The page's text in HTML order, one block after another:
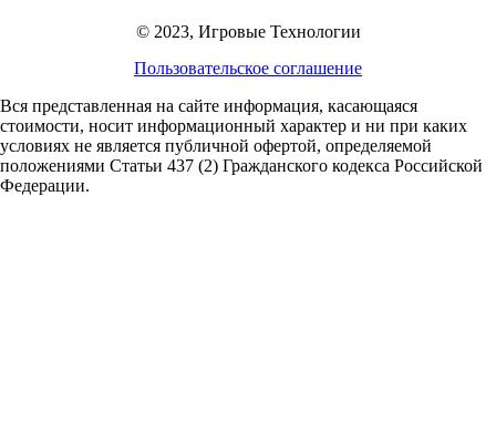
© 2023, Игровые Технологии
Пользовательское соглашение
Вся представленная на сайте информация, касающаяся
стоимости, носит информационный характер и ни при каких
условиях не является публичной офертой, определяемой
положениями Статьи 437 (2) Гражданского кодекса Российской
Федерации.